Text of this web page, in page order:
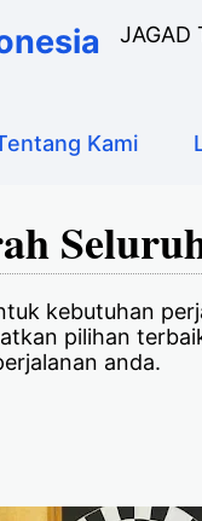
JAGAD
Kami
kebutuhan
pilihan
anda.